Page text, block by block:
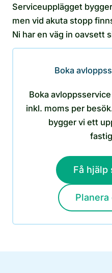
Serviceupplägget
men vid akuta stopp
Ni har en väg in oavsett
Boka
Boka
inkl. moms per
bygger vi ett
Få hjälp